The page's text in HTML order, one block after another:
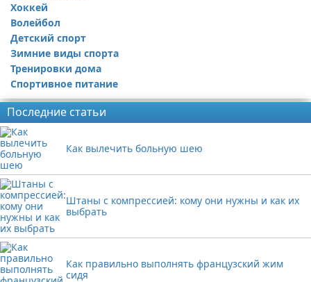
Хоккей
Волейбол
Детский спорт
Зимние виды спорта
Тренировки дома
Спортивное питание
Последние статьи
Как вылечить больную шею
Штаны с компрессией: кому они нужны и как их
выбрать
Как правильно выполнять французский жим
сидя